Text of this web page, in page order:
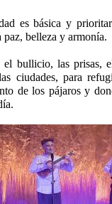
es básica y
belleza y armonía.
bullicio, las prisas,
ciudades, para
de los pájaros y